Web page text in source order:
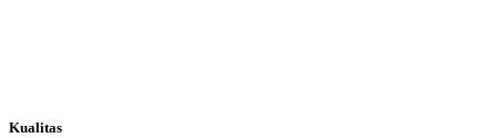
Kualitas